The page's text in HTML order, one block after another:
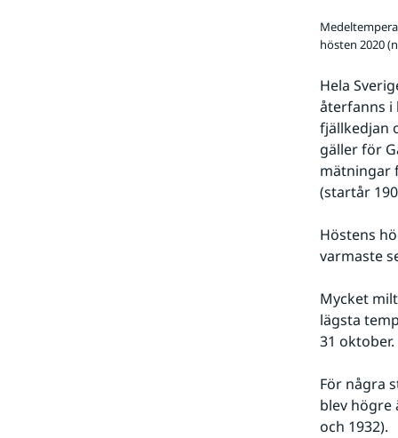
hösten 2020
Hela
återfanns i
fjällkedjan
gäller för
mätningar
(startår
Höstens
varmaste
Mycket
lägsta
31 oktober.
För några
blev högre
och 1932).